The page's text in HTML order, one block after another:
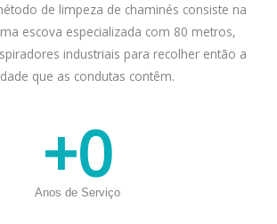
de limpeza de chaminés consiste na
escova especializada com 80 metros,
industriais para recolher então a
que as condutas contêm.
Anos de Serviço
+0